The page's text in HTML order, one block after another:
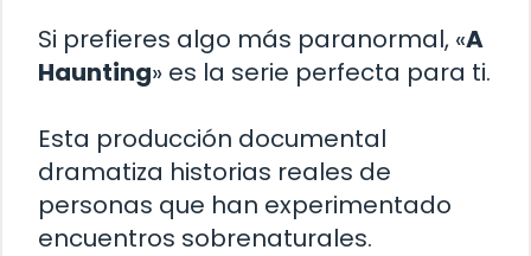
Si prefieres algo más paranormal, «A
Haunting» es la serie perfecta para ti.
Esta producción documental
dramatiza historias reales de
personas que han experimentado
encuentros sobrenaturales.